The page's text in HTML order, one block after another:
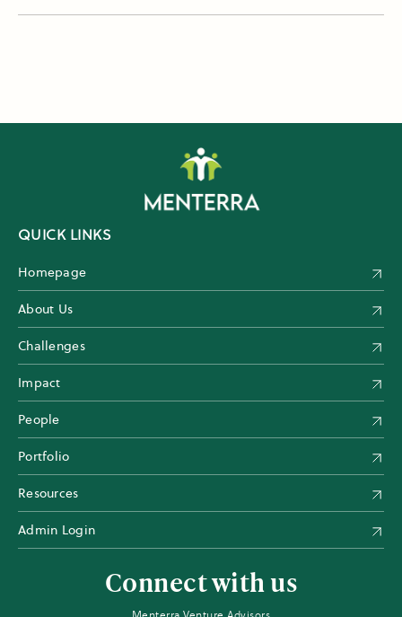
QUICK LINKS
Homepage
About Us
Challenges
Impact
People
Portfolio
Resources
Admin Login
Connect with us